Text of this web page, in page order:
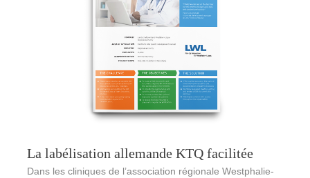
La labélisation allemande KTQ facilitée
Dans les cliniques de l’association régionale Westphalie-